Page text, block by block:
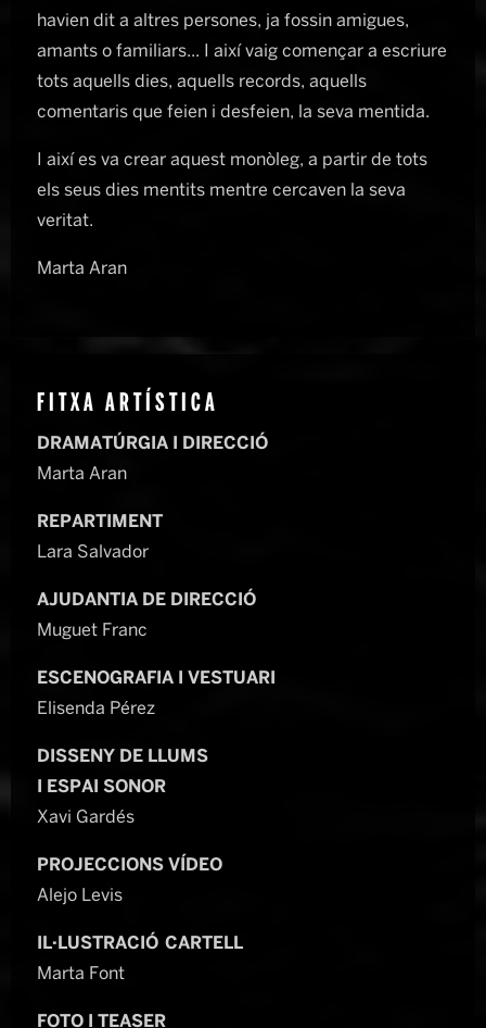
havien dit a altres persones, ja fossin amigues,
amants o familiars... I així vaig començar a escriure
tots aquells dies, aquells records, aquells
comentaris que feien i desfeien, la seva mentida.
I així es va crear aquest monòleg, a partir de tots
els seus dies mentits mentre cercaven la seva
veritat.
Marta Aran
FITXA ARTÍSTICA
DRAMATÚRGIA I DIRECCIÓ
Marta Aran
REPARTIMENT
Lara Salvador
AJUDANTIA DE DIRECCIÓ
Muguet Franc
ESCENOGRAFIA I VESTUARI
Elisenda Pérez
DISSENY DE LLUMS
I ESPAI SONOR
Xavi Gardés
PROJECCIONS VÍDEO
Alejo Levis
IL·LUSTRACIÓ CARTELL
Marta Font
FOTO I TEASER